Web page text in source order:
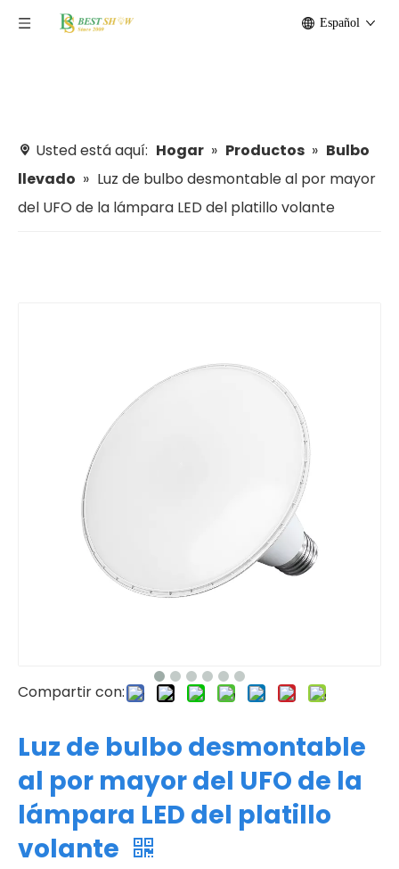
Español
Usted está aquí: Hogar » Productos » Bulbo
llevado » Luz de bulbo desmontable al por mayor
del UFO de la lámpara LED del platillo volante
Compartir con:
Luz de bulbo desmontable
al por mayor del UFO de la
lámpara LED del platillo
volante